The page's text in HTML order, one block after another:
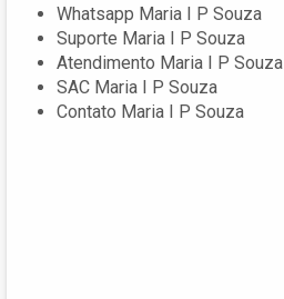
Whatsapp Maria I P Souza
Suporte Maria I P Souza
Atendimento Maria I P Souza
SAC Maria I P Souza
Contato Maria I P Souza